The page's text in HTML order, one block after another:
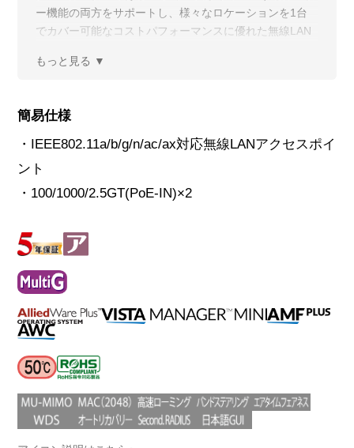
ー機能の両方をサポートし、様々なロケーションを1台
でカバー可能なコストパフォーマンスに優れた無線LAN
簡易仕様
・IEEE802.11a/b/g/n/ac/ax対応無線LANアクセスポイ
ント
・100/1000/2.5GT(PoE-IN)×2